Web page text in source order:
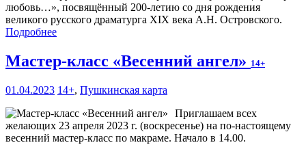
любовь…», посвящённый 200-летию со дня рождения
великого русского драматурга XIX века А.Н. Островского.
Подробнее
Мастер-класс «Весенний ангел» 14+
01.04.2023 14+, Пушкинская карта
Приглашаем всех
желающих 23 апреля 2023 г. (воскресенье) на по-настоящему
весенний мастер-класс по макраме. Начало в 14.00.